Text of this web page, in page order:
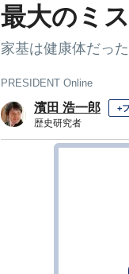
最大のミ
家基は健康体だっ
PRESIDENT Online
濱田 浩一郎 +
歴史研究者